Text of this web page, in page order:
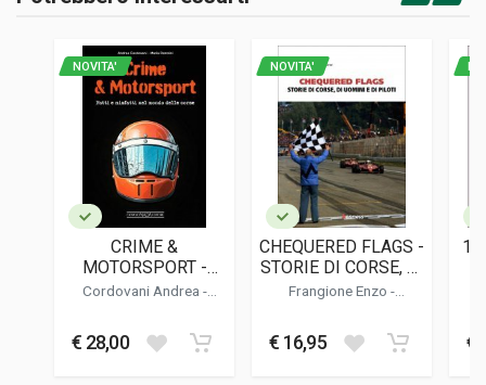
9783754401330
LINGUA DEL TESTO
DATA DI STAMPA
37 x 31 x 3,5 cm
NOVITA'
CRIME &
MOTORSPORT -
FATTI E MISFATTI
Cordovani Andrea -
€ 28,00
NOVITA'
CHEQUERED FLAGS -
STORIE DI CORSE, DI
UOMINI E DI PILOTI
Frangione Enzo -
€ 16,95 €